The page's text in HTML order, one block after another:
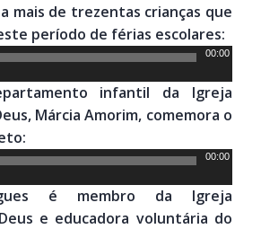
mais de trezentas crianças que
período de férias escolares:
00:00
infantil da Igreja
Márcia Amorim, comemora o
00:00
é membro da Igreja
e educadora voluntária do